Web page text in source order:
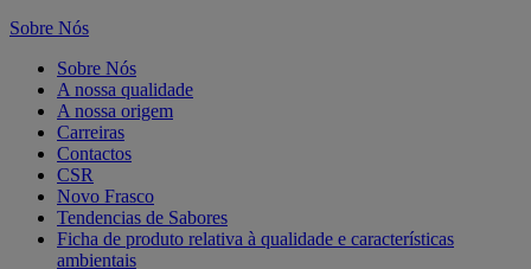
Sobre Nós
Sobre Nós
A nossa qualidade
A nossa origem
Carreiras
Contactos
CSR
Novo Frasco
Tendencias de Sabores
Ficha de produto relativa à qualidade e características
ambientais